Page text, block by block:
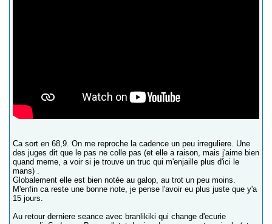
Ca sort en 68,9. On me reproche la cadence un peu irreguliere. Une
des juges dit que le pas ne colle pas (et elle a raison, mais j'aime bien
quand meme, a voir si je trouve un truc qui m'enjaille plus d'ici le
mans) .
Globalement elle est bien notée au galop, au trot un peu moins.
M'enfin ca reste une bonne note, je pense l'avoir eu plus juste que y'a
15 jours.
Au retour derniere seance avec branlikiki qui change d'ecurie